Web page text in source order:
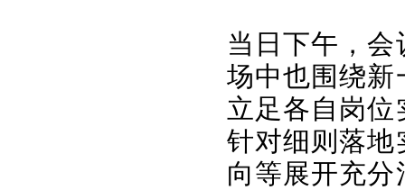
当日下午，
场中也围绕新
立足各自岗
针对细则落地
向等展开充